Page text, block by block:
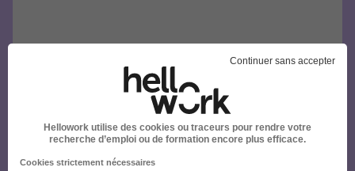
Continuer sans accepter
Hellowork utilise des cookies ou traceurs pour rendre votre
recherche d’emploi ou de formation encore plus efficace.
Cookies strictement nécessaires